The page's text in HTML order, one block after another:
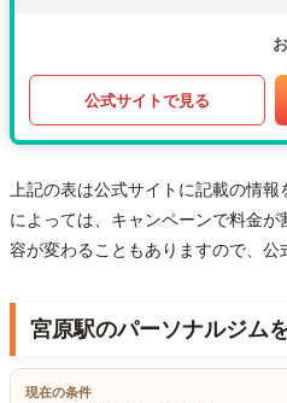
公式サイトで見る
上記の表は公式サイトに記載の情
によっては、キャンペーンで料金
容が変わることもありますので、公
宮原駅のパーソナルジム
現在の条件